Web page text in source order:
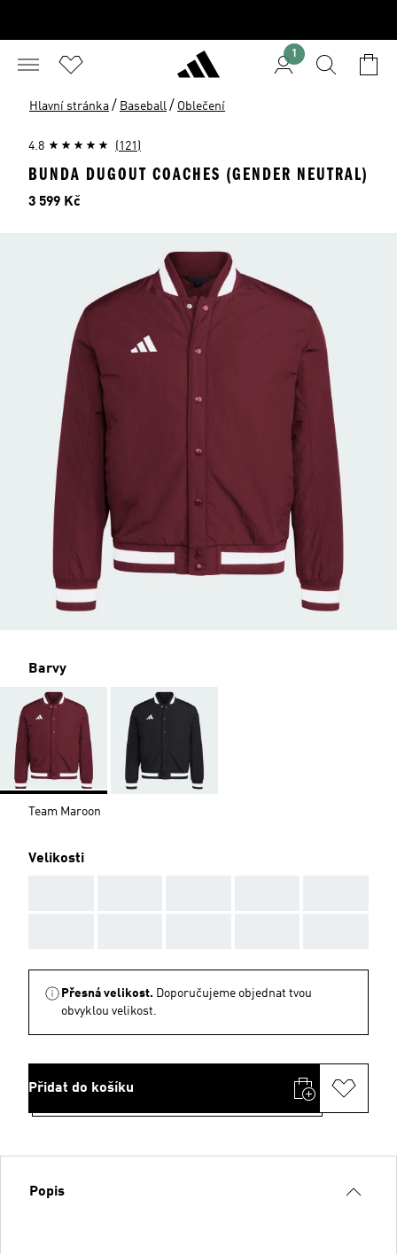
1
Hlavní stránka / Baseball / Oblečení
4.8 (121)
BUNDA DUGOUT COACHES (GENDER NEUTRAL)
Cena
3 599 Kč
Barvy
Team Maroon
Velikosti
Přesná velikost. Doporučujeme objednat tvou
obvyklou velikost.
Přidat do košíku
Popis